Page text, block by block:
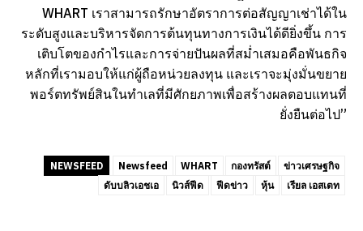
WHART เราสามารถรักษาอัตราการต่อสัญญาเช่าได้ใน
ระดับสูงและบริหารจัดการต้นทุนทางการเงินได้ดียิ่งขึ้น การ
เติบโตของกำไรและการจ่ายปันผลที่สม่ำเสมอคือพันธกิจ
หลักที่เรามอบให้แก่ผู้ถือหน่วยลงทุน และเราจะมุ่งมั่นขยาย
พอร์ตทรัพย์สินในทำเลที่มีศักยภาพเพื่อสร้างผลตอบแทนที่
ยั่งยืนต่อไป”
NEWSFEED Newsfeed WHART กองทรัสต์
ข่าวเศรษฐกิจ
ดับบลิวเอชเอ
นิวส์ฟีด ฟีดข่าว หุ้น เรียล เอสเตท